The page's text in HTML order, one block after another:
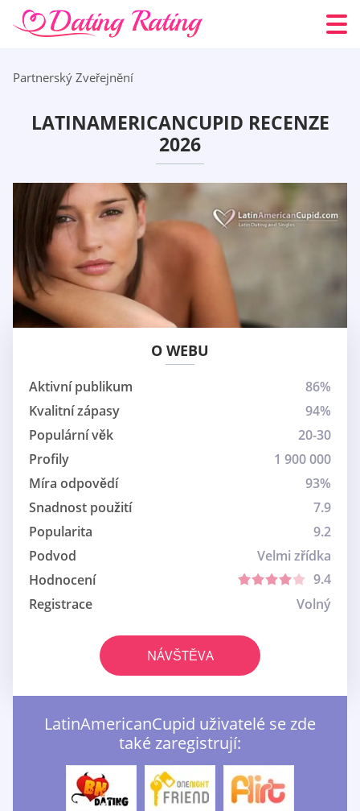
Partnerský Zveřejnění
LATINAMERICANCUPID RECENZE
2026
O WEBU
Aktivní publikum
86%
Kvalitní zápasy
94%
Populární věk
20-30
Profily
1 900 000
Míra odpovědí
93%
Snadnost použití
7.9
Popularita
9.2
Podvod
Velmi zřídka
Hodnocení
9.4
Registrace
Volný
NÁVŠTĚVA
LatinAmericanCupid uživatelé se zde
také zaregistrují: